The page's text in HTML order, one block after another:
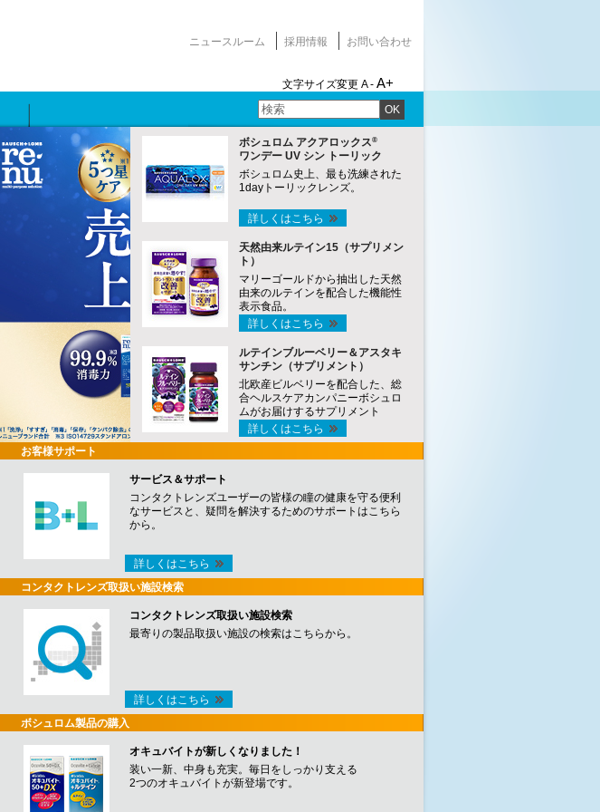
ニュースルーム 採用情報 お問い合わせ
文字サイズ変更 A - A+
OK
ボシュロム アクアロックス®
ワンデー UV シン トーリック
ボシュロム史上、最も洗練された
1dayトーリックレンズ。
詳しくはこちら
天然由来ルテイン15（サプリメン
ト）
マリーゴールドから抽出した天然
由来のルテインを配合した機能性
表示食品。
詳しくはこちら
ルテインブルーベリー＆アスタキ
サンチン（サプリメント）
北欧産ビルベリーを配合した、総
合ヘルスケアカンパニーボシュロ
ムがお届けするサプリメント
詳しくはこちら
お客様サポート
サービス＆サポート
コンタクトレンズユーザーの皆様の瞳の健康を守る便利
なサービスと、疑問を解決するためのサポートはこちら
から。
詳しくはこちら
コンタクトレンズ取扱い施設検索
コンタクトレンズ取扱い施設検索
最寄りの製品取扱い施設の検索はこちらから。
詳しくはこちら
ボシュロム製品の購入
オキュバイトが新しくなりました！
装い一新、中身も充実。毎日をしっかり支える
2つのオキュバイトが新登場です。